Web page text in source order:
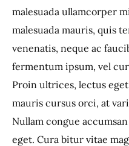
malesuada ullamcorper
malesuada mauris, quis
venenatis, neque ac
fermentum ipsum, vel
Proin ultrices, lectus
mauris cursus orci, at
Nullam congue
eget. Cura bitur vitae